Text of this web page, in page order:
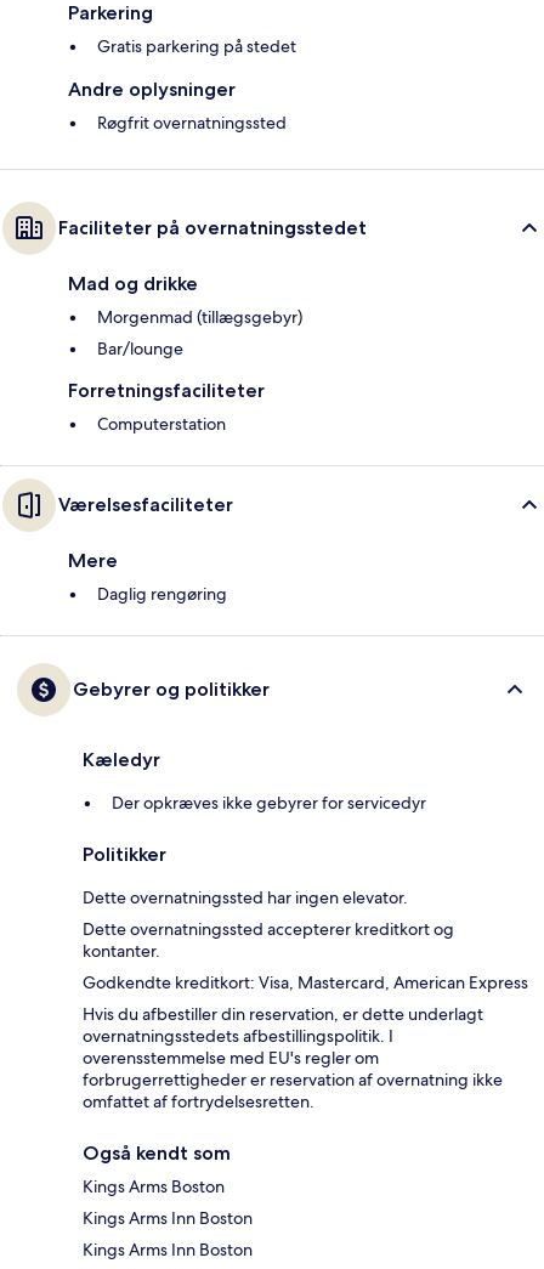
Parkering
Gratis parkering på stedet
Andre oplysninger
Røgfrit overnatningssted
Faciliteter på overnatningsstedet
Mad og drikke
Morgenmad (tillægsgebyr)
Bar/lounge
Forretningsfaciliteter
Computerstation
Værelsesfaciliteter
Mere
Daglig rengøring
Gebyrer og politikker
Kæledyr
Der opkræves ikke gebyrer for servicedyr
Politikker
Dette overnatningssted har ingen elevator.
Dette overnatningssted accepterer kreditkort og
kontanter.
Godkendte kreditkort: Visa, Mastercard, American Express
Hvis du afbestiller din reservation, er dette underlagt
overnatningsstedets afbestillingspolitik. I
overensstemmelse med EU's regler om
forbrugerrettigheder er reservation af overnatning ikke
omfattet af fortrydelsesretten.
Også kendt som
Kings Arms Boston
Kings Arms Inn Boston
Kings Arms Inn Boston